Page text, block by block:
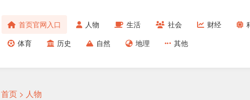
首页官网入口 人物 生活 社会 财经
体育
历史 自然 地理 其他
首页 > 人物